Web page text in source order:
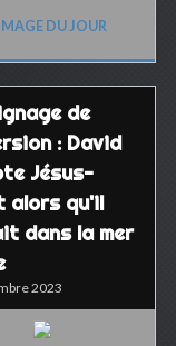
DU JOUR
de
: David
Jésus-
alors qu'il
dans la mer
2023